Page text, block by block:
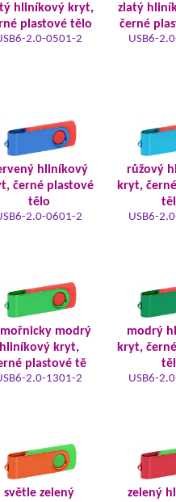
hliníkový kryt,
plastové tělo
2.0-0501-2
zlatý
černé
USB6-
hliníkový
černé plastové
tělo
2.0-0601-2
růžový
kryt,
USB6-
modrý
hliníkový kryt,
plastové tě
2.0-1301-2
modrý
kryt,
USB6-
světle zelený
zelený